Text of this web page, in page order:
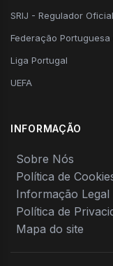
SRIJ - Regulador Oficial
Federação Portuguesa
Liga Portugal
UEFA
INFORMAÇÃO
Sobre Nós
Política de
Informação Legal
Política de
Mapa do site